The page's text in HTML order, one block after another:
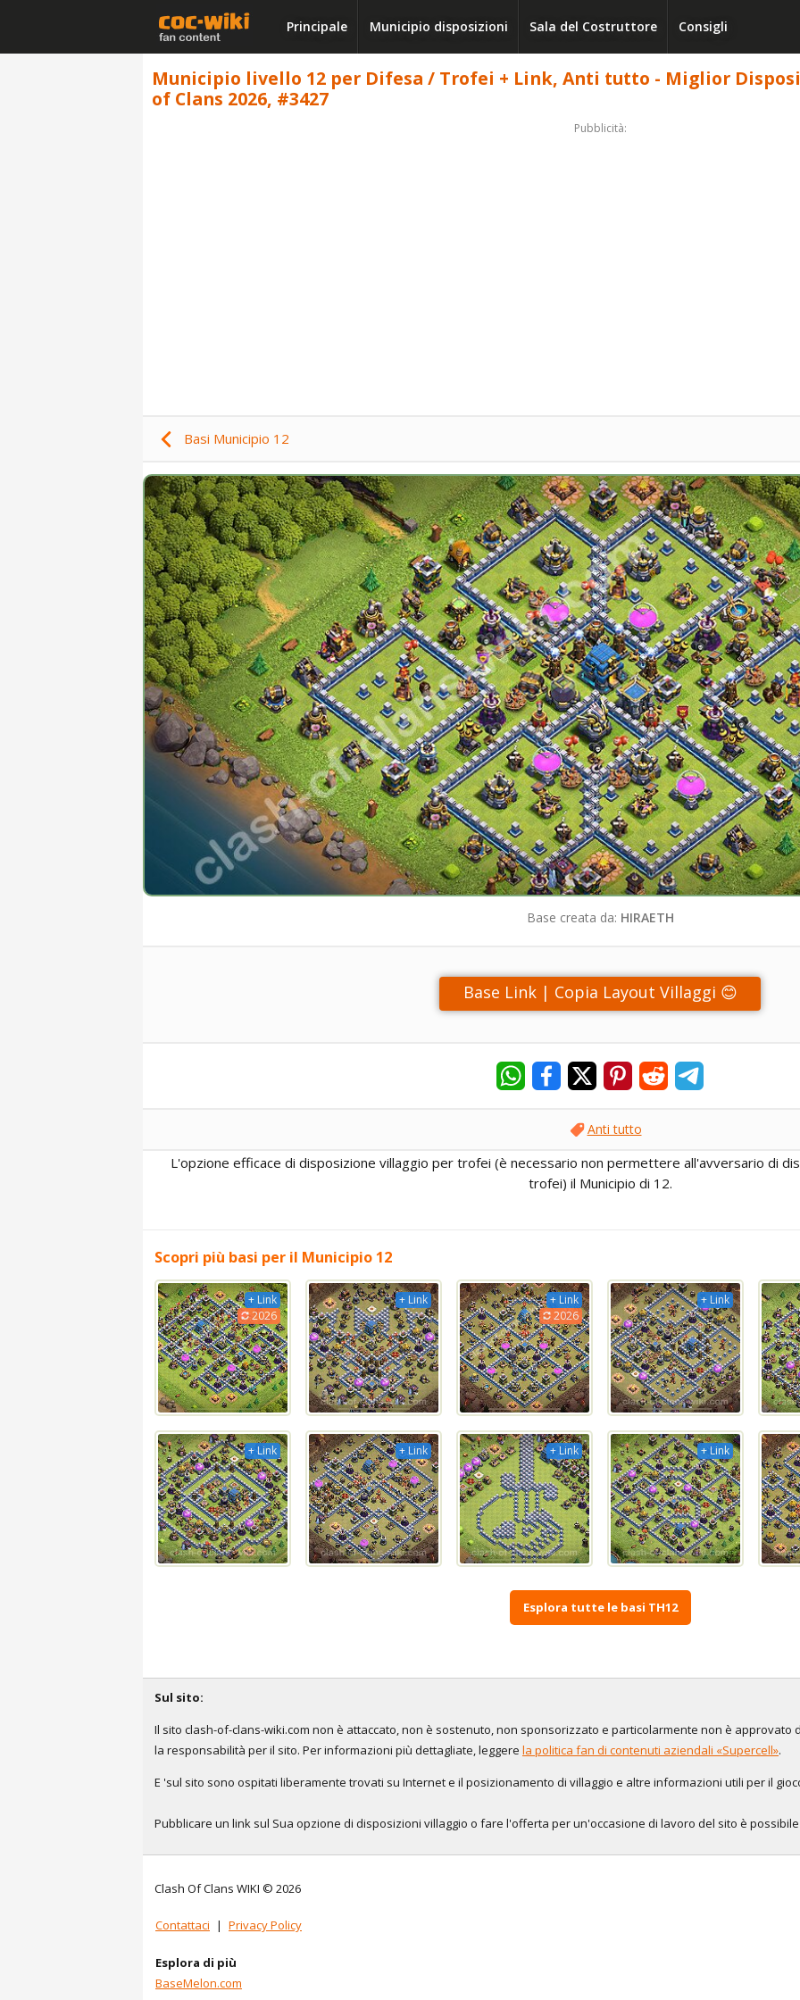
Principale Municipio disposizioni Sala del Costruttore Consigli
Municipio livello 12 per Difesa / Trofei + Link, Anti tutto - Miglior
of Clans 2026, #3427
Pubblicità:
Basi Municipio 12
Base creata da: HIRAETH
Base Link | Copia Layout Villaggi 😊
Anti tutto
L'opzione efficace di disposizione villaggio per trofei (è necessario non permettere all'avversario di
trofei) il Municipio di 12.
Scopri più basi per il Municipio 12
+ Link
2026
+ Link
+ Link
2026
+ Link
+ Link + Link + Link + Link
Esplora tutte le basi TH12
Sul sito:
Il sito clash-of-clans-wiki.com non è attaccato, non è sostenuto, non sponsorizzato e particolarmente non è approvato
la responsabilità per il sito. Per informazioni più dettagliate, leggere la politica fan di contenuti aziendali «Supercell».
E 'sul sito sono ospitati liberamente trovati su Internet e il posizionamento di villaggio e altre informazioni utili per il
Pubblicare un link sul Sua opzione di disposizioni villaggio o fare l'offerta per un'occasione di lavoro del sito è
Clash Of Clans WIKI © 2026
Contattaci | Privacy Policy
Esplora di più
BaseMelon.com